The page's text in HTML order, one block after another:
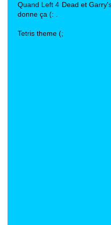
Quand Left 4 Dead et
donne ça (: .
Tetris theme (;